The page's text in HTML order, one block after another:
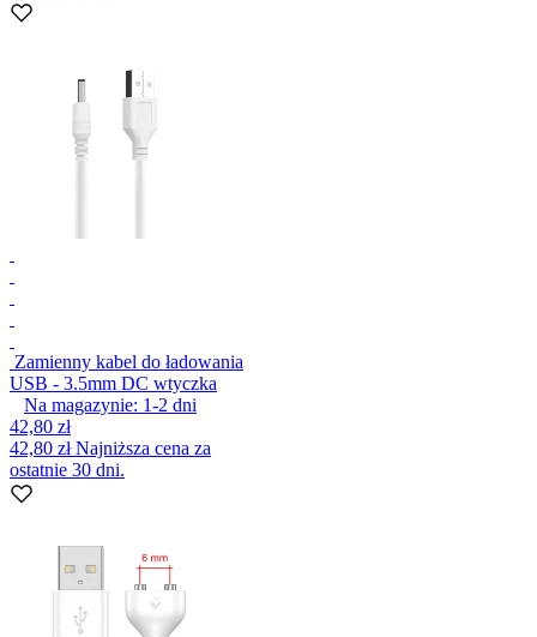
Zamienny kabel do ładowania
USB - 3.5mm DC wtyczka
Na magazynie: 1-2 dni
42,80 zł
42,80 złNajniższa cena za
ostatnie 30 dni.